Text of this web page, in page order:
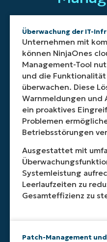
ermöglicht
einen
zentralen
Kontrollpunkt
für
alle
Ihre
Systeme
Echtzeit
um
einen
optimalen
Betrieb
sicherzustellen
und
Probleme
zu
erkennen,
bevor
sich
auf
Ihr
Unternehmen
auswirken.
und
Ihrer
IT-
und
und
die
Überwachung der IT-
Unternehmen mit
können NinjaOnes
Management-Tool
und die
überwachen. Diese
Warnmeldungen und
ein proaktives
Problemen
Betriebsstörungen
Ausgestattet mit
Systemleistung
Leerlaufzeiten zu
Gesamteffizienz zu
Patch-Management